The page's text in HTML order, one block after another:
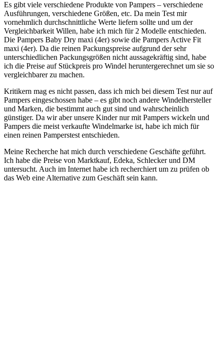
Es gibt viele verschiedene Produkte von Pampers – verschiedene
Ausführungen, verschiedene Größen, etc. Da mein Test mir
vornehmlich durchschnittliche Werte liefern sollte und um der
Vergleichbarkeit Willen, habe ich mich für 2 Modelle entschieden.
Die Pampers Baby Dry maxi (4er) sowie die Pampers Active Fit
maxi (4er). Da die reinen Packungspreise aufgrund der sehr
unterschiedlichen Packungsgrößen nicht aussagekräftig sind, habe
ich die Preise auf Stückpreis pro Windel heruntergerechnet um sie so
vergleichbarer zu machen.
Kritikern mag es nicht passen, dass ich mich bei diesem Test nur auf
Pampers eingeschossen habe – es gibt noch andere Windelhersteller
und Marken, die bestimmt auch gut sind und wahrscheinlich
günstiger. Da wir aber unsere Kinder nur mit Pampers wickeln und
Pampers die meist verkaufte Windelmarke ist, habe ich mich für
einen reinen Pamperstest entschieden.
Meine Recherche hat mich durch verschiedene Geschäfte geführt.
Ich habe die Preise von Marktkauf, Edeka, Schlecker und DM
untersucht. Auch im Internet habe ich recherchiert um zu prüfen ob
das Web eine Alternative zum Geschäft sein kann.